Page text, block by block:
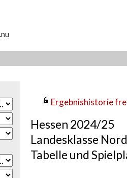
Ergebnishistorie
Hessen 2024/25
Landesklasse Nord
Tabelle und